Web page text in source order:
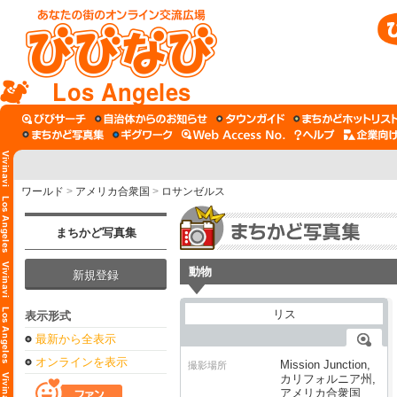
Los Angeles
ワールド > アメリカ合衆国 > ロサンゼルス
まちかど写真集
新規登録
表示形式
最新から全表示
オンラインを表示
動物
撮影場所
Mission Junction,
カリフォルニア州,
アメリカ合衆国